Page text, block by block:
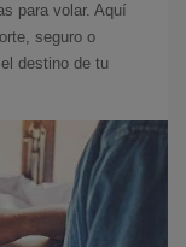
para volar. Aquí
seguro o
destino de tu